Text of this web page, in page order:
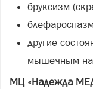
бруксизм
другие
мышечным
МЦ «Надежда